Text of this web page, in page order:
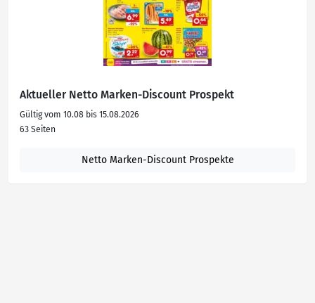
Aktueller Netto Marken-Discount Prospekt
Gültig vom 10.08 bis 15.08.2026
63 Seiten
Netto Marken-Discount Prospekte